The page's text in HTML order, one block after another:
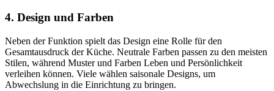
4. Design und Farben
Neben der Funktion spielt das Design eine Rolle für den
Gesamtausdruck der Küche. Neutrale Farben passen zu den meisten
Stilen, während Muster und Farben Leben und Persönlichkeit
verleihen können. Viele wählen saisonale Designs, um
Abwechslung in die Einrichtung zu bringen.